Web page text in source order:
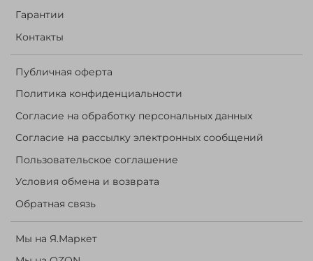
Гарантии
Контакты
Публичная оферта
Политика конфиденциальности
Согласие на обработку персональных данных
Согласие на рассылку электронных сообщений
Пользовательское соглашение
Условия обмена и возврата
Обратная связь
Мы на Я.Маркет